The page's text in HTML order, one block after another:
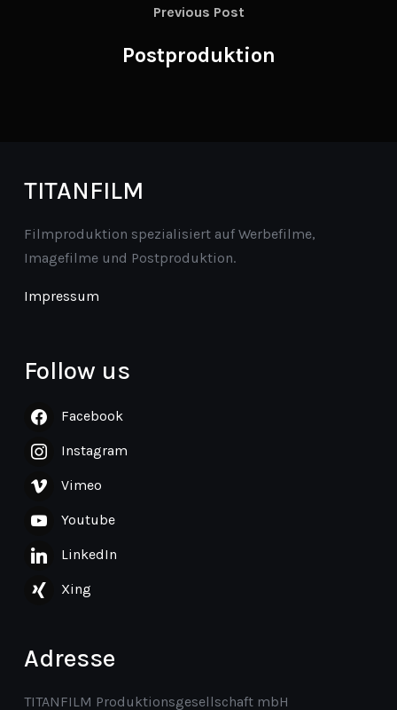
Previous Post
Postproduktion
TITANFILM
Filmproduktion spezialisiert auf Werbefilme,
Imagefilme und Postproduktion.
Impressum
Follow us
Facebook
Instagram
Vimeo
Youtube
LinkedIn
Xing
Adresse
TITANFILM Produktionsgesellschaft mbH